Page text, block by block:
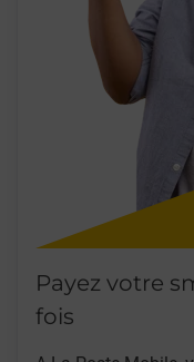
Payez votre
fois